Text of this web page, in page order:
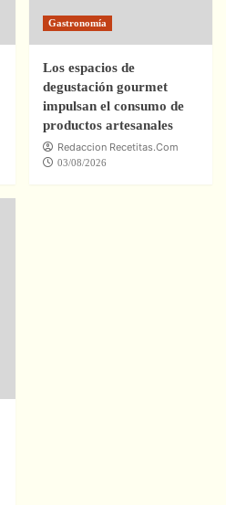
Gastronomía
Los espacios de
degustación gourmet
impulsan el consumo de
productos artesanales
Redaccion Recetitas.Com
03/08/2026